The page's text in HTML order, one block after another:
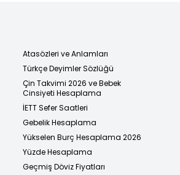
Atasözleri ve Anlamları
Türkçe Deyimler Sözlüğü
Çin Takvimi 2026 ve Bebek
Cinsiyeti Hesaplama
İETT Sefer Saatleri
Gebelik Hesaplama
Yükselen Burç Hesaplama 2026
Yüzde Hesaplama
Geçmiş Döviz Fiyatları